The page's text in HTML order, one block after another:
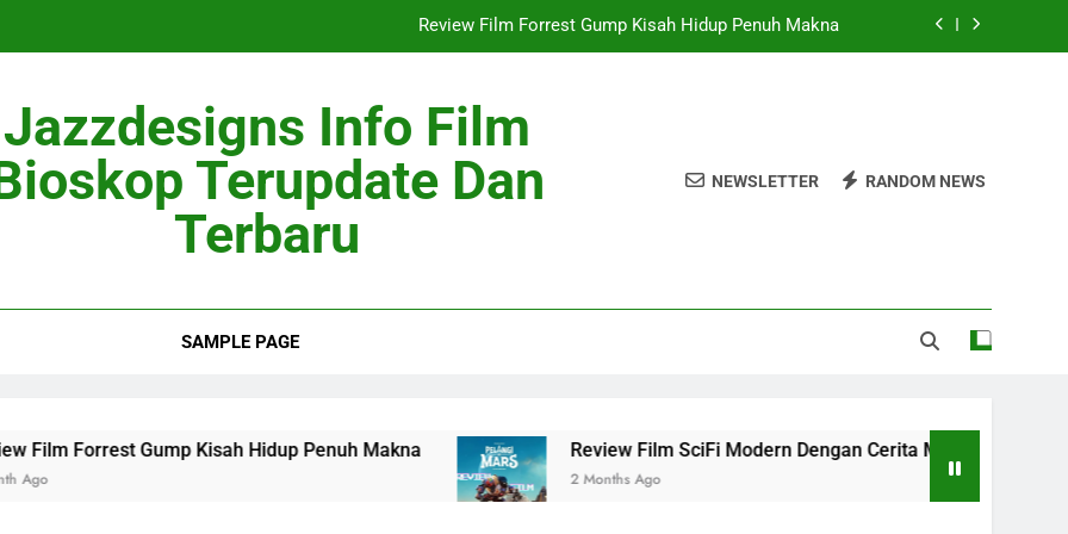
Review Film Forrest Gump Kisah Hidup Penuh Makna
Ulasan Film Indie 2026 Sukses Curi Perhatian
Review Film Aksi 2026 Efek Visual Koreografi Realistis
Jazzdesigns Info Film
Terupdate Dan
Terbaru
NEWSLETTER RANDOM NEWS
SAMPLE PAGE
Gump Kisah Hidup Penuh Makna Review Film SciFi Modern Dengan Cerita Masa Depan
2 Months Ago